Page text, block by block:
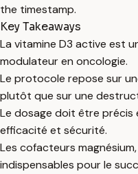
the timestamp.
Key Takeaways
La vitamine D3 active est
modulateur en oncologie.
Le protocole repose sur
plutôt que sur une
Le dosage doit être précis
efficacité et sécurité.
Les cofacteurs
indispensables pour le